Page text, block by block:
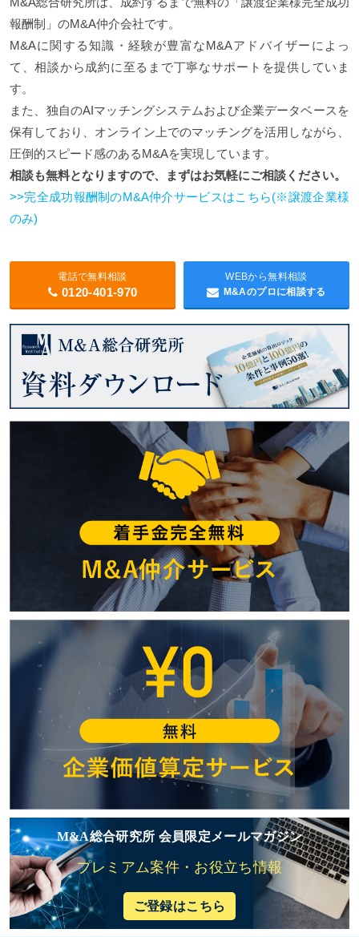
報酬制」のM&A仲介会社です。
M&Aに関する知識・経験が豊富なM&Aアドバイザーによっ
て、相談から成約に至るまで丁寧なサポートを提供していま
す。
また、独自のAIマッチングシステムおよび企業データベースを
保有しており、オンライン上でのマッチングを活用しながら、
圧倒的スピード感のあるM&Aを実現しています。
相談も無料となりますので、まずはお気軽にご相談ください。
>>完全成功報酬制のM&A仲介サービスはこちら(※譲渡企業様
のみ)
電話で無料相談
0120-401-970
WEBから無料相談
M&Aのプロに相談する
M&A総合研究所 会員限定メールマガジン
プレミアム案件・お役立ち情報
ご登録はこちら